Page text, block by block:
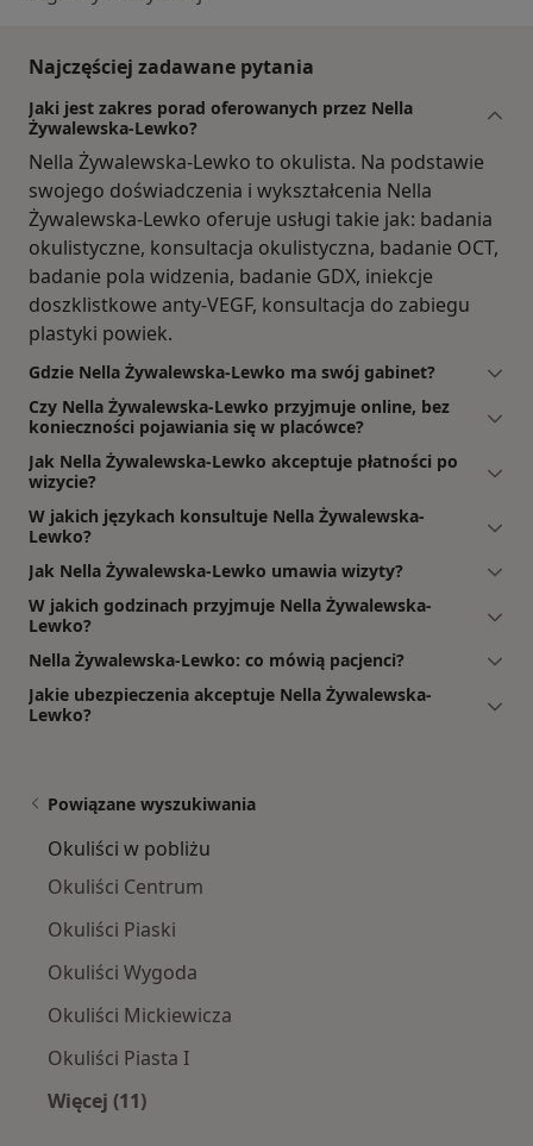
Najczęściej zadawane pytania
Jaki jest zakres porad oferowanych przez Nella
Żywalewska-Lewko?
Nella Żywalewska-Lewko to okulista. Na podstawie
swojego doświadczenia i wykształcenia Nella
Żywalewska-Lewko oferuje usługi takie jak: badania
okulistyczne, konsultacja okulistyczna, badanie OCT,
badanie pola widzenia, badanie GDX, iniekcje
doszklistkowe anty-VEGF, konsultacja do zabiegu
plastyki powiek.
Gdzie Nella Żywalewska-Lewko ma swój gabinet?
Czy Nella Żywalewska-Lewko przyjmuje online, bez
konieczności pojawiania się w placówce?
Jak Nella Żywalewska-Lewko akceptuje płatności po
wizycie?
W jakich językach konsultuje Nella Żywalewska-
Lewko?
Jak Nella Żywalewska-Lewko umawia wizyty?
W jakich godzinach przyjmuje Nella Żywalewska-
Lewko?
Nella Żywalewska-Lewko: co mówią pacjenci?
Jakie ubezpieczenia akceptuje Nella Żywalewska-
Lewko?
Powiązane wyszukiwania
Okuliści w pobliżu
Okuliści Centrum
Okuliści Piaski
Okuliści Wygoda
Okuliści Mickiewicza
Okuliści Piasta I
Więcej (11)